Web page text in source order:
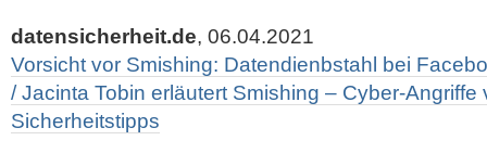
datensicherheit.de, 06.04.2021
Vorsicht vor Smishing: Datendienbstahl bei
/ Jacinta Tobin erläutert Smishing – Cyber-Angriffe
Sicherheitstipps